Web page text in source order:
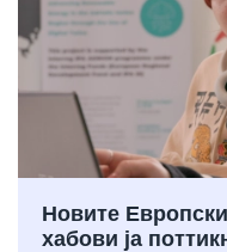
Новите
хабови ја